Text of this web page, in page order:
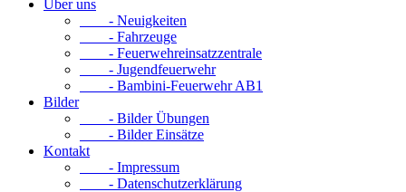
Über uns
- Neuigkeiten
- Fahrzeuge
- Feuerwehreinsatzzentrale
- Jugendfeuerwehr
- Bambini-Feuerwehr AB1
Bilder
- Bilder Übungen
- Bilder Einsätze
Kontakt
- Impressum
- Datenschutzerklärung